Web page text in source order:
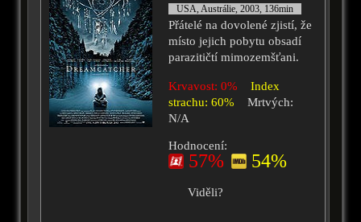
USA, Austrálie, 2003, 136min
Přátelé na dovolené zjistí, že
místo jejich pobytu obsadí
parazitičtí mimozemšťani.
Krvavost: 0%
Index
strachu: 60%
Mrtvých:
N/A
Hodnocení:
57% 54%
Viděli?